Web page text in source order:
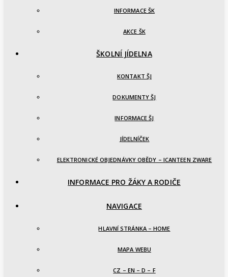
INFORMACE ŠK
AKCE ŠK
ŠKOLNÍ JÍDELNA
KONTAKT ŠJ
DOKUMENTY ŠJ
INFORMACE ŠJ
JÍDELNÍČEK
ELEKTRONICKÉ OBJEDNÁVKY OBĚDY – ICANTEEN ZWARE
INFORMACE PRO ŽÁKY A RODIČE
NAVIGACE
HLAVNÍ STRÁNKA – HOME
MAPA WEBU
CZ – EN – D – F